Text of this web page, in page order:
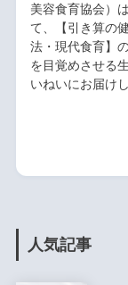
美容食育協会）
て、【引き算の
法・現代食育】
を目覚めさせる
いねいにお届け
人気記事